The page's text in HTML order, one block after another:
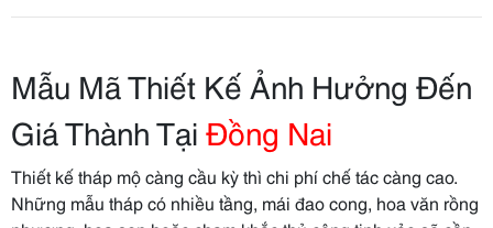
Mẫu Mã Thiết Kế Ảnh Hưởng Đến
Giá Thành Tại Đồng Nai
Thiết kế tháp mộ càng cầu kỳ thì chi phí chế tác càng cao.
Những mẫu tháp có nhiều tầng, mái đao cong, hoa văn rồng